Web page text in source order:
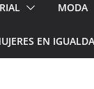
MODA
EN